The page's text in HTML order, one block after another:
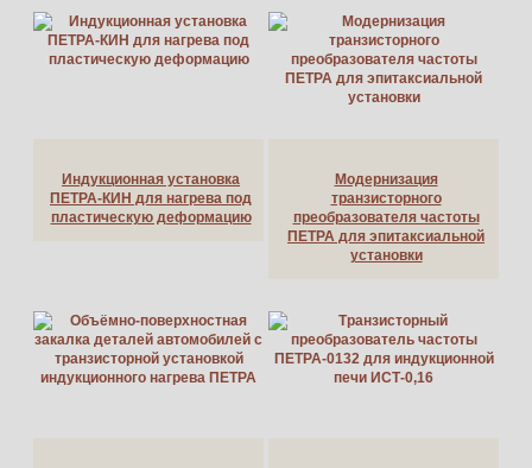
Индукционная установка
ПЕТРА-КИН для нагрева под
пластическую деформацию
Модернизация
транзисторного
преобразователя частоты
ПЕТРА для эпитаксиальной
установки